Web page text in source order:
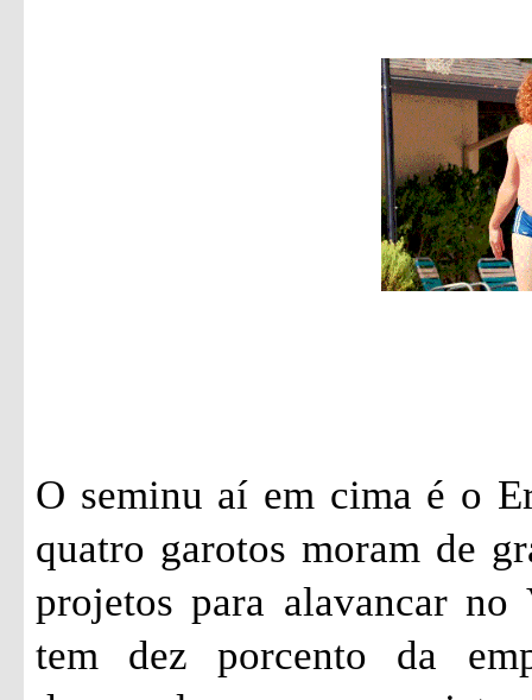
O seminu aí em cima é o
quatro garotos moram de
projetos para alavancar
tem dez porcento da